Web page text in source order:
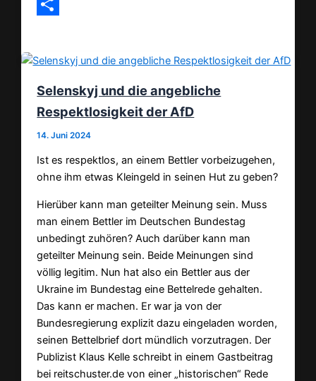
Email
Selenskyj und die angebliche
Respektlosigkeit der AfD
14. Juni 2024
Ist es respektlos, an einem Bettler vorbeizugehen,
ohne ihm etwas Kleingeld in seinen Hut zu geben?
Hierüber kann man geteilter Meinung sein. Muss
man einem Bettler im Deutschen Bundestag
unbedingt zuhören? Auch darüber kann man
geteilter Meinung sein. Beide Meinungen sind
völlig legitim. Nun hat also ein Bettler aus der
Ukraine im Bundestag eine Bettelrede gehalten.
Das kann er machen. Er war ja von der
Bundesregierung explizit dazu eingeladen worden,
seinen Bettelbrief dort mündlich vorzutragen. Der
Publizist Klaus Kelle schreibt in einem Gastbeitrag
bei reitschuster.de von einer „historischen“ Rede